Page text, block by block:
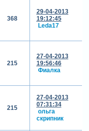
368
29-04-2013
19:12:45
Leda17
215
27-04-2013
19:56:46
Фиалка
215
27-04-2013
07:31:34
ольга
скрипник